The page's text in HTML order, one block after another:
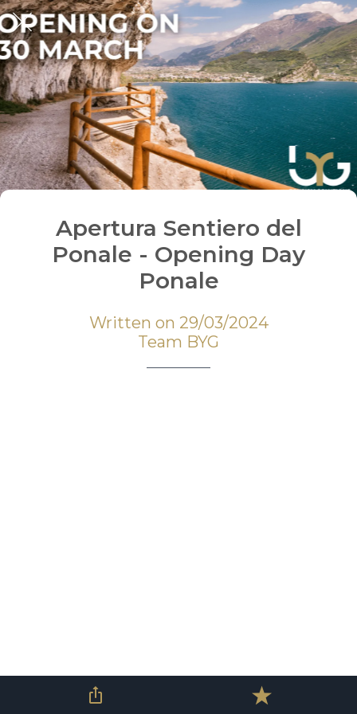
Apertura Sentiero del
Ponale - Opening Day
Ponale
Written on 29/03/2024
Team BYG